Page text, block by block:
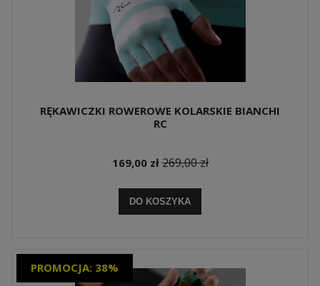
RĘKAWICZKI ROWEROWE KOLARSKIE BIANCHI
RC
169,00 zł 269,00 zł
DO KOSZYKA
PROMOCJA: 38%